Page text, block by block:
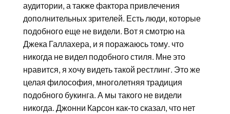
аудитории, а также фактора привлечения
дополнительных зрителей. Есть люди, которые
подобного еще не видели. Вот я смотрю на
Джека Галлахера, и я поражаюсь тому. что
никогда не видел подобного стиля. Мне это
нравится, я хочу видеть такой рестлинг. Это же
целая философия, многолетняя традиция
подобного букинга. А мы такого не видели
никогда. Джонни Карсон как-то сказал, что нет